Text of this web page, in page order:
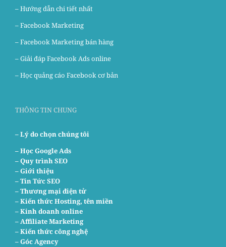
– Hướng dẫn chi tiết nhất
–Facebook Marketing
–Facebook Marketing bán hàng
–Giải đáp Facebook Ads online
–Học quảng cáo Facebook cơ bản
THÔNG TIN CHUNG
– Lý do chọn chúng tôi
–Học Google Ads
– Quy trình SEO
– Giới thiệu
– Tin Tức SEO
– Thương mại điện tử
– Kiến thức Hosting, tên miền
– Kinh doanh online
– Affiliate Marketing
– Kiến thức công nghệ
– Góc Agency